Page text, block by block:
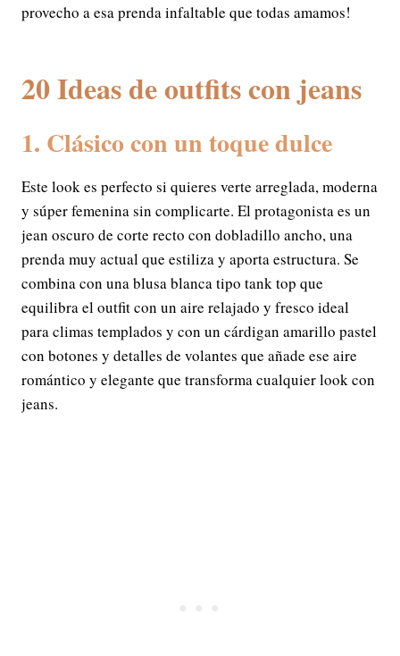
provecho a esa prenda infaltable que todas amamos!
20 Ideas de outfits con jeans
1. Clásico con un toque dulce
Este look es perfecto si quieres verte arreglada, moderna
y súper femenina sin complicarte. El protagonista es un
jean oscuro de corte recto con dobladillo ancho, una
prenda muy actual que estiliza y aporta estructura. Se
combina con una blusa blanca tipo tank top que
equilibra el outfit con un aire relajado y fresco ideal
para climas templados y con un cárdigan amarillo pastel
con botones y detalles de volantes que añade ese aire
romántico y elegante que transforma cualquier look con
jeans.